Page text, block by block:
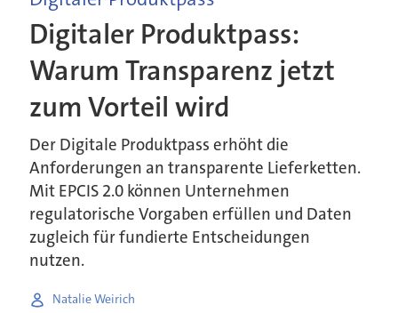
Digitaler Produktpass:
Warum Transparenz jetzt
zum Vorteil wird
Der Digitale Produktpass erhöht die
Anforderungen an transparente Lieferketten.
Mit EPCIS 2.0 können Unternehmen
regulatorische Vorgaben erfüllen und Daten
zugleich für fundierte Entscheidungen
nutzen.
Natalie Weirich